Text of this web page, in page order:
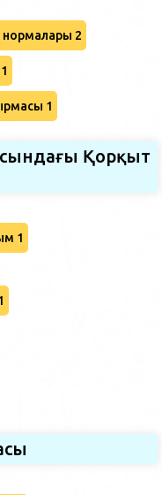
нормалары 2
1
Қорқыт
1